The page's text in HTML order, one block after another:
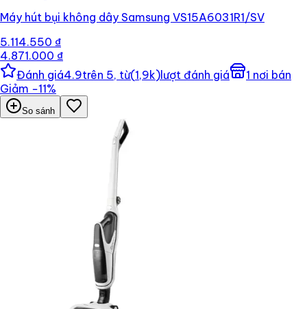
Máy hút bụi không dây Samsung VS15A6031R1/SV
5.114.550 ₫
4.871.000 ₫
Đánh giá4.9trên 5, từ(1,9k)lượt đánh giá 1 nơi bán
Giảm −11%
So sánh